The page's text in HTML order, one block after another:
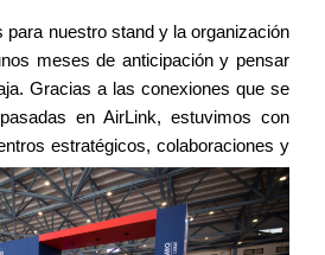
para nuestro stand y la organización
meses de anticipación y pensar
Gracias a las conexiones que se
en AirLink, estuvimos con
estratégicos, colaboraciones y